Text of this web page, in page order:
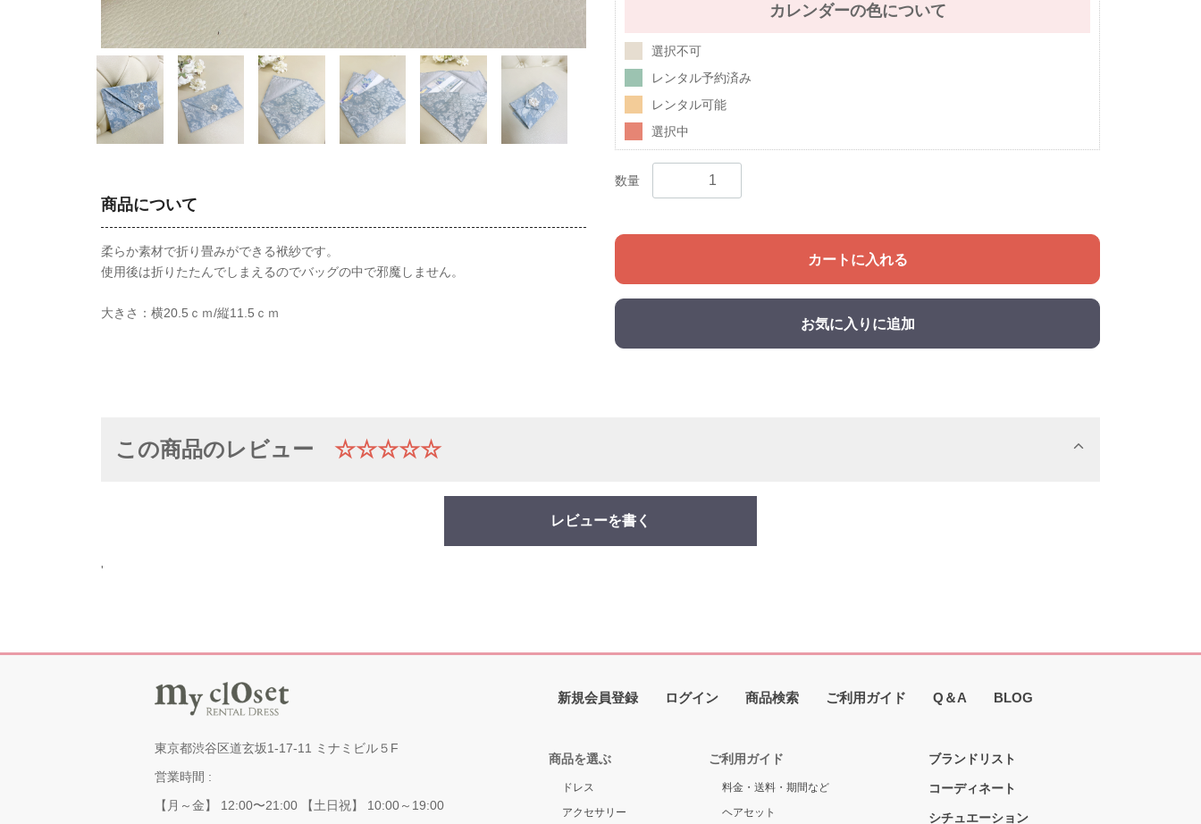
商品について
柔らか素材で折り畳みができる袱紗です。
使用後は折りたたんでしまえるのでバッグの中で邪魔しません。
大きさ：横20.5ｃｍ/縦11.5ｃｍ
カレンダーの色について
選択不可
レンタル予約済み
レンタル可能
選択中
数量
カートに入れる
お気に入りに追加
この商品のレビュー ☆☆☆☆☆
レビューを書く
'
東京都渋谷区道玄坂1-17-11 ミナミビル５F
営業時間 :
【月～金】 12:00〜21:00 【土日祝】 10:00～19:00
新規会員登録 ログイン 商品検索 ご利用ガイド Q＆A BLOG
商品を選ぶ
ドレス
アクセサリー
ご利用ガイド
料金・送料・期間など
ヘアセット
ブランドリスト
コーディネート
シチュエーション